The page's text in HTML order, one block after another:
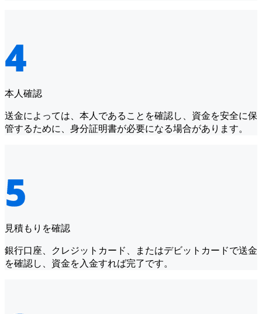
本人確認
送金によっては、本人であることを確認し、資金を安全に保
管するために、身分証明書が必要になる場合があります。
見積もりを確認
銀行口座、クレジットカード、またはデビットカードで送金
を確認し、資金を入金すれば完了です。